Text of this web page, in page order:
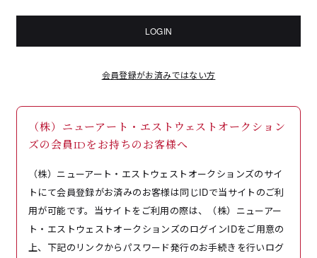
LOGIN
会員登録がお済みではない方
（株）ニューアート・エストウェストオークション
ズの会員IDをお持ちのお客様へ
（株）ニューアート・エストウェストオークションズのサイ
トにて会員登録がお済みのお客様は同じIDで当サイトのご利
用が可能です。当サイトをご利用の際は、（株）ニューアー
ト・エストウェストオークションズのログインIDをご用意の
上、下記のリンクからパスワード発行のお手続きを行いログ